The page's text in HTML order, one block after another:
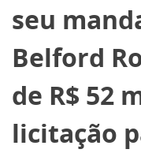
Cidades
Política
Opinião
Informe especial
seu
Belford
de R$ 52
licitação